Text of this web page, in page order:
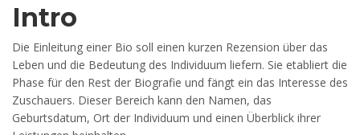
Intro
Die Einleitung einer Bio soll einen kurzen Rezension über das
Leben und die Bedeutung des Individuum liefern. Sie etabliert die
Phase für den Rest der Biografie und fängt ein das Interesse des
Zuschauers. Dieser Bereich kann den Namen, das
Geburtsdatum, Ort der Individuum und einen Überblick ihrer